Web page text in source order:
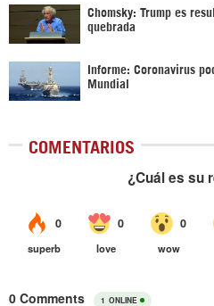
Chomsky: Trump es
quebrada
Informe: Coronavirus
Mundial
COMENTARIOS